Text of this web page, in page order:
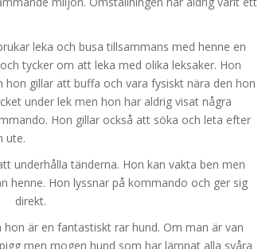
leka och busa tillsammans med henne en
tycker om att leka med olika leksaker. Hon
gillar att buffa och vara fysiskt nära den hon
under lek men hon har aldrig visat några
Hon gillar också att söka och leta efter
ute.
underhålla tänderna. Hon kan vakta ben men
henne. Hon lyssnar på kommando och ger sig
direkt.
är en fantastiskt rar hund. Om man är van
men mogen hund som har lämnat alla svåra